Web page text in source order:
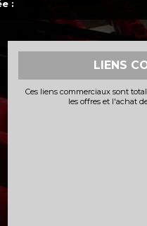
:
LIENS
Ces liens commerciaux sont
les offres et l'achat